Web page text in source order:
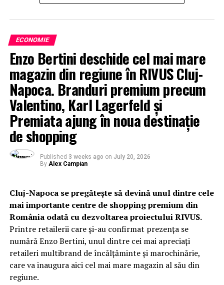
ECONOMIE
Enzo Bertini deschide cel mai mare
magazin din regiune în RIVUS Cluj-
Napoca. Branduri premium precum
Valentino, Karl Lagerfeld și
Premiata ajung în noua destinație
de shopping
Published 3 weeks ago on July 20, 2026
By Alex Campian
Cluj-Napoca se pregătește să devină unul dintre cele
mai importante centre de shopping premium din
România odată cu dezvoltarea proiectului RIVUS.
Printre retailerii care și-au confirmat prezența se
numără Enzo Bertini, unul dintre cei mai apreciați
retaileri multibrand de încălțăminte și marochinărie,
care va inaugura aici cel mai mare magazin al său din
regiune.